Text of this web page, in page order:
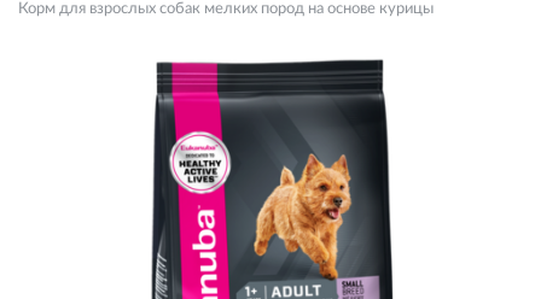
Корм для взрослых собак мелких пород на основе курицы